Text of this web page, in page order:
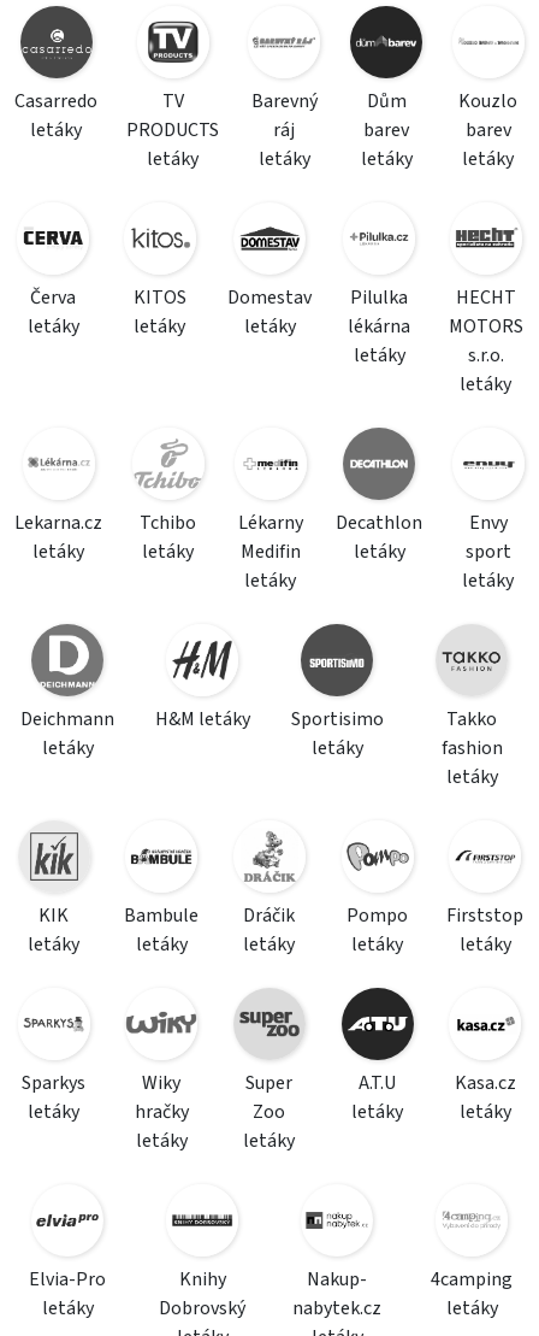
Casarredo
letáky
TV
PRODUCTS
letáky
Barevný
ráj
letáky
Dům
barev
letáky
Kouzlo
barev
letáky
Červa
letáky
KITOS
letáky
Domestav
letáky
Pilulka
lékárna
letáky
HECHT
MOTORS
s.r.o.
letáky
Lekarna.cz
letáky
Tchibo
letáky
Lékarny
Medifin
letáky
Decathlon
letáky
Envy
sport
letáky
Deichmann
letáky
H&M letáky
Sportisimo
letáky
Takko
fashion
letáky
KIK
letáky
Bambule
letáky
Dráčik
letáky
Pompo
letáky
Firststop
letáky
Sparkys
letáky
Wiky
hračky
letáky
Super
Zoo
letáky
A.T.U
letáky
Kasa.cz
letáky
Elvia-Pro
letáky
Knihy
Dobrovský
Nakup-
nabytek.cz
4camping
letáky